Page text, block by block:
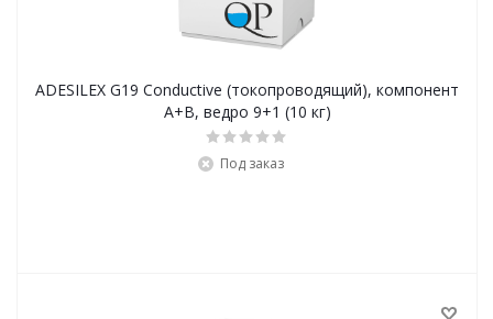
ADESILEX G19 Conductive (токопроводящий), компонент
А+В, ведро 9+1 (10 кг)
Под заказ